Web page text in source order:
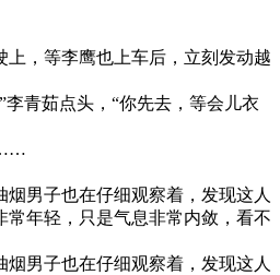
上，等李鹰也上车后，立刻发动越
青茹点头，“你先去，等会儿衣
……
男子也在仔细观察着，发现这人
常年轻，只是气息非常内敛，看不
男子也在仔细观察着，发现这人